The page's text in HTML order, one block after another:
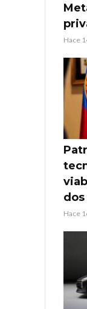
Hace
Hace